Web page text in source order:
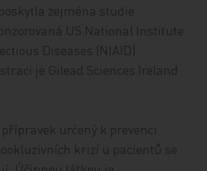
zejména studie
US National Institute
Diseases (NIAID).
je Gilead Sciences Ireland
přípravek určený k prevenci
krizí u pacientů se